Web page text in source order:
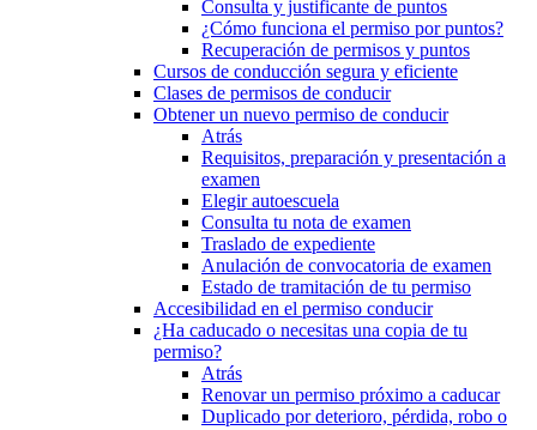
Consulta y justificante de puntos
¿Cómo funciona el permiso por puntos?
Recuperación de permisos y puntos
Cursos de conducción segura y eficiente
Clases de permisos de conducir
Obtener un nuevo permiso de conducir
Atrás
Requisitos, preparación y presentación a
examen
Elegir autoescuela
Consulta tu nota de examen
Traslado de expediente
Anulación de convocatoria de examen
Estado de tramitación de tu permiso
Accesibilidad en el permiso conducir
¿Ha caducado o necesitas una copia de tu
permiso?
Atrás
Renovar un permiso próximo a caducar
Duplicado por deterioro, pérdida, robo o